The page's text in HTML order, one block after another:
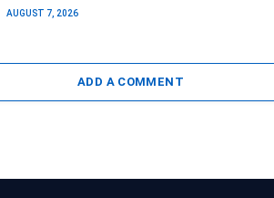
AUGUST 7, 2026
ADD A COMMENT